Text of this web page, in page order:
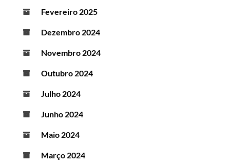
Fevereiro 2025
Dezembro 2024
Novembro 2024
Outubro 2024
Julho 2024
Junho 2024
Maio 2024
Março 2024